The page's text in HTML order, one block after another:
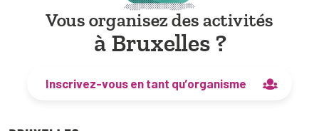
Vous organisez des activités
à Bruxelles ?
Inscrivez-vous en tant qu’organisme